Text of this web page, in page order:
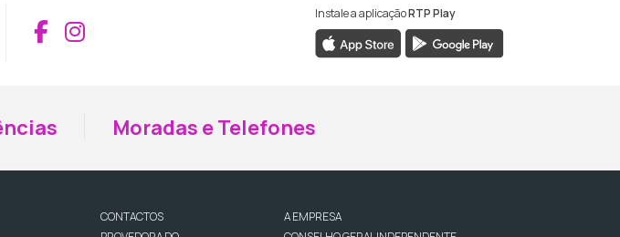
Aceder ao Facebook da RTP Madeira
Aceder ao Instagram da RTP Madeira
Instale a aplicaçãoRTP Play
Moradas e Telefones
CONTACTOS
A EMPRESA